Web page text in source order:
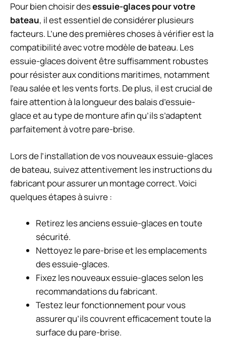
Pour bien choisir desessuie-glaces pour votre
bateau, il est essentiel de considérer plusieurs
facteurs. L’une des premières choses à vérifier est la
compatibilité avec votre modèle de bateau. Les
essuie-glaces doivent être suffisamment robustes
pour résister aux conditions maritimes, notamment
l’eau salée et les vents forts. De plus, il est crucial de
faire attention à la longueur des balais d’essuie-
glace et au type de monture afin qu’ils s’adaptent
parfaitement à votre pare-brise.
Lors de l’installation de vos nouveaux essuie-glaces
de bateau, suivez attentivement les instructions du
fabricant pour assurer un montage correct. Voici
quelques étapes à suivre :
Retirez les anciens essuie-glaces en toute
sécurité.
Nettoyez le pare-brise et les emplacements
des essuie-glaces.
Fixez les nouveaux essuie-glaces selon les
recommandations du fabricant.
Testez leur fonctionnement pour vous
assurer qu’ils couvrent efficacement toute la
surface du pare-brise.